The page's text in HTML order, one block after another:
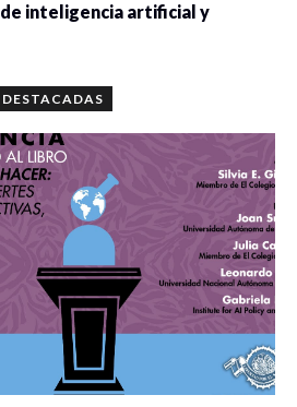
inteligencia artificial y
DESTACADAS